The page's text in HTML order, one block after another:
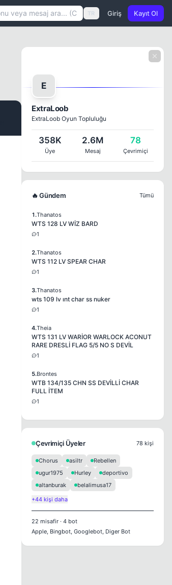
TR Giriş Kayıt Ol
E
ExtraLoob
ExtraLoob Oyun Topluluğu
358K
Üye
2.6M
Mesaj
78
Çevrimiçi
🔥 Gündem Tümü
1.Thanatos
WTS 128 LV WİZ BARD
1
2.Thanatos
WTS 112 LV SPEAR CHAR
1
3.Thanatos
wts 109 lv ınt char ss nuker
1
4.Theia
WTS 131 LV WARİOR WARLOCK ACONUT
RARE DRESLİ FLAG 5/5 NO S DEVİL
1
5.Brontes
WTB 134/135 CHN SS DEVİLLİ CHAR
FULL İTEM
1
Çevrimiçi Üyeler 78 kişi
Chorus asiltr
Rebellen
ugur1975
Hurley
deportivo
altanburak
belalimusa17
+44 kişi daha
22 misafir · 4 bot
Apple, Bingbot, Googlebot, Diger Bot